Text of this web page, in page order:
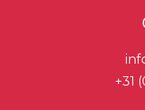
+31